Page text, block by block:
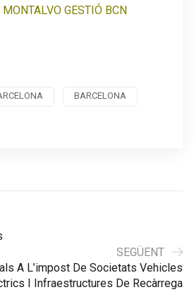
GESTIÓ BCN
BARCELONA
SEGÜENT
A L’impost De Societats Vehicles
I Infraestructures De Recàrrega